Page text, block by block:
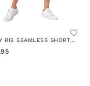
VICKY RIB SEAMLESS SHORTS BLACK